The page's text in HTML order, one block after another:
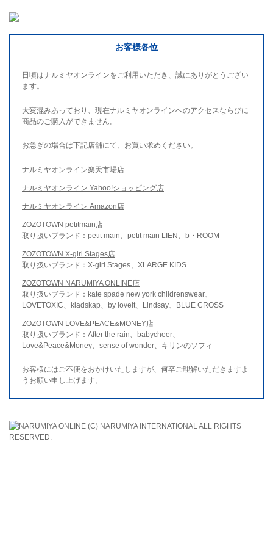
お客様各位
日頃はナルミヤオンラインをご利用いただき、誠にありがとうござい
ます。
大変混みあっており、現在ナルミヤオンラインへのアクセスならびに
商品のご購入ができません。
お急ぎの場合は下記店舗にて、お買い求めください。
ナルミヤオンライン楽天市場店
ナルミヤオンライン Yahoo!ショッピング店
ナルミヤオンライン Amazon店
ZOZOTOWN petitmain店
取り扱いブランド：petit main、petit main LIEN、b・ROOM
ZOZOTOWN X-girl Stages店
取り扱いブランド：X-girl Stages、XLARGE KIDS
ZOZOTOWN NARUMIYA ONLINE店
取り扱いブランド：kate spade new york childrenswear、
LOVETOXIC、kladskap、by loveit、Lindsay、BLUE CROSS
ZOZOTOWN LOVE&PEACE&MONEY店
取り扱いブランド：After the rain、babycheer、
Love&Peace&Money、sense of wonder、キリンのソフィ
お客様にはご不便をおかけいたしますが、何卒ご理解いただきますよ
うお願い申し上げます。